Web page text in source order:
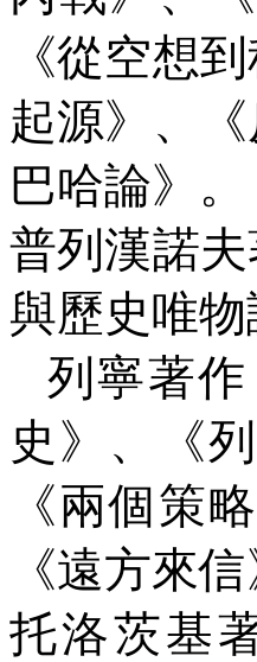
《從空想
起源》、
巴哈論》。
普列漢諾
與歷史唯
列寧著
史》、《
《兩個策
《遠方來
托洛茨基